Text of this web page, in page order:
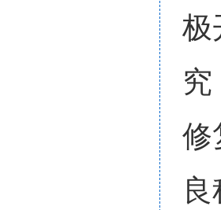
极
修